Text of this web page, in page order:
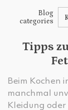
Blog
categories
Tipps
Beim Kochen
manchmal
Kleidung